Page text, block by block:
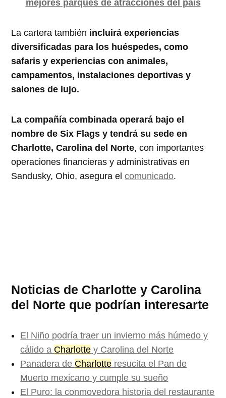
mejores parques de atracciones del país
La cartera también incluirá experiencias
diversificadas para los huéspedes, como
safaris y experiencias con animales,
campamentos, instalaciones deportivas y
salones de lujo.
La compañía combinada operará bajo el
nombre de Six Flags y tendrá su sede en
Charlotte, Carolina del Norte, con importantes
operaciones financieras y administrativas en
Sandusky, Ohio, asegura elcomunicado.
Noticias de Charlotte y Carolina
del Norte que podrían interesarte
El Niño podría traer un invierno más húmedo y
cálido a Charlotte y Carolina del Norte
Panadera de Charlotte resucita el Pan de
Muerto mexicano y cumple su sueño
El Puro: la conmovedora historia del restaurante